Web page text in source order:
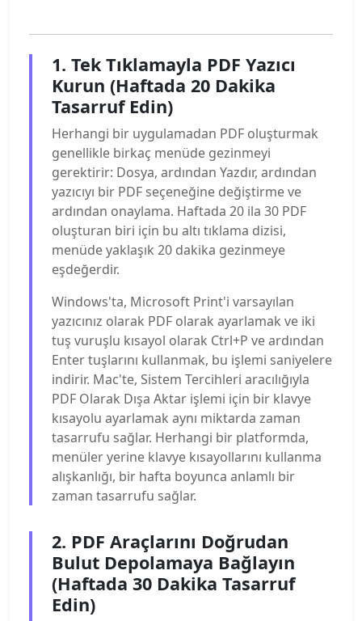
1. Tek Tıklamayla PDF Yazıcı
Kurun (Haftada 20 Dakika
Tasarruf Edin)
Herhangi bir uygulamadan PDF oluşturmak
genellikle birkaç menüde gezinmeyi
gerektirir: Dosya, ardından Yazdır, ardından
yazıcıyı bir PDF seçeneğine değiştirme ve
ardından onaylama. Haftada 20 ila 30 PDF
oluşturan biri için bu altı tıklama dizisi,
menüde yaklaşık 20 dakika gezinmeye
eşdeğerdir.
Windows'ta, Microsoft Print'i varsayılan
yazıcınız olarak PDF olarak ayarlamak ve iki
tuş vuruşlu kısayol olarak Ctrl+P ve ardından
Enter tuşlarını kullanmak, bu işlemi saniyelere
indirir. Mac'te, Sistem Tercihleri ​​aracılığıyla
PDF Olarak Dışa Aktar işlemi için bir klavye
kısayolu ayarlamak aynı miktarda zaman
tasarrufu sağlar. Herhangi bir platformda,
menüler yerine klavye kısayollarını kullanma
alışkanlığı, bir hafta boyunca anlamlı bir
zaman tasarrufu sağlar.
2. PDF Araçlarını Doğrudan
Bulut Depolamaya Bağlayın
(Haftada 30 Dakika Tasarruf
Edin)